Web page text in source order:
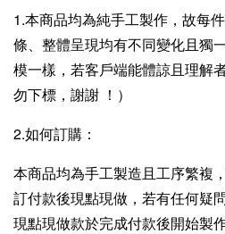
1.本商品均為純手工製作，故每
條、整體呈現均有不同變化且獨
模一樣，若客戶端能體諒且理解
勿下標，謝謝 ！）
2.如何訂購：
本商品均為手工製造且工序繁複
訂付款後現點現做，若有任何疑
現點現做款於完成付款後開始製